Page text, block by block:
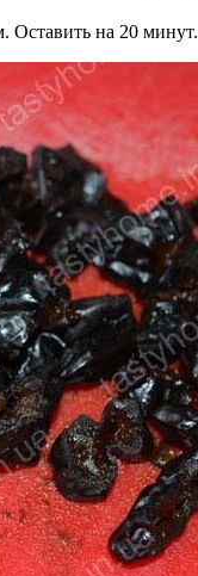
на 20